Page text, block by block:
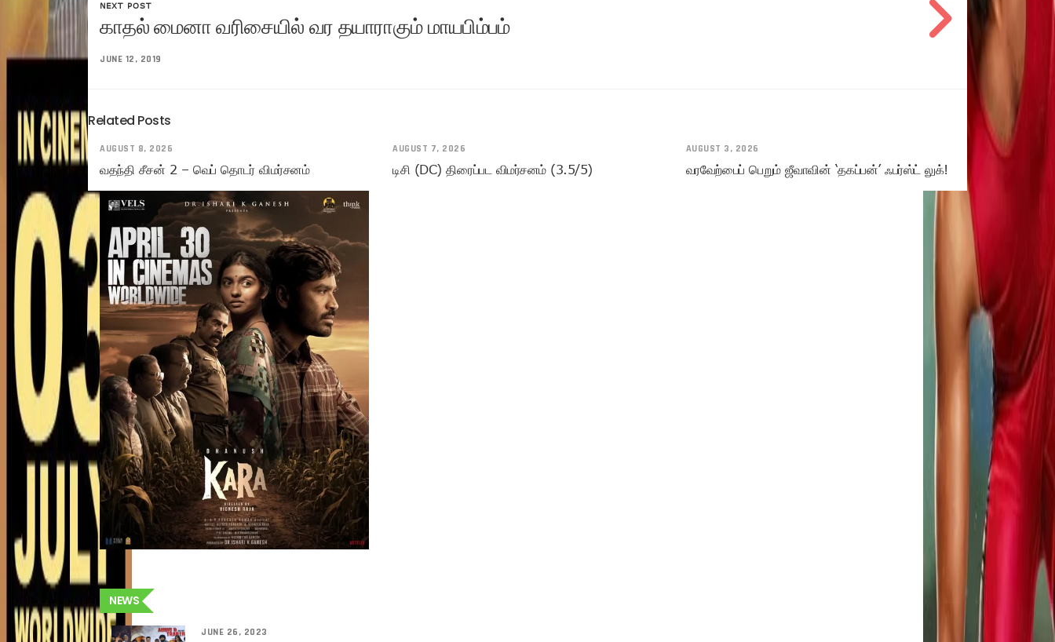
NEXT POST
காதல் மைனா வரிசையில் வர தயாராகும் மாயபிம்பம்
JUNE 12, 2019
Related Posts
AUGUST 8, 2026
வதந்தி சீசன் 2 – வெப் தொடர் விமர்சனம்
AUGUST 7, 2026
டிசி (DC) திரைப்பட விமர்சனம் (3.5/5)
AUGUST 3, 2026
வரவேற்பைப் பெறும் ஜீவாவின் ‘தகப்பன்’ ஃபர்ஸ்ட் லுக்!
NEWS
JUNE 26, 2023